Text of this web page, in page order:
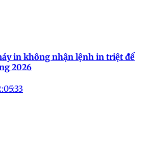
in không nhận lệnh in triệt để
2026